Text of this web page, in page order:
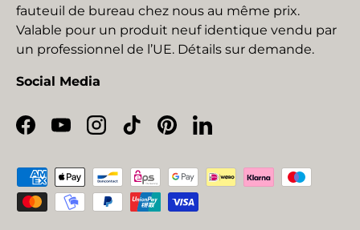
fauteuil de bureau chez nous au même prix.
Valable pour un produit neuf identique vendu par
un professionnel de l’UE. Détails sur demande.
Social Media
Facebook
YouTubeInstagram
TikTokPinterestLinkedIn
Moyens de paiement acceptés